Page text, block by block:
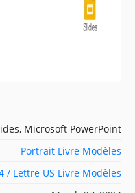
Microsoft PowerPoint
Portrait Livre Modèles
/ Lettre US Livre Modèles